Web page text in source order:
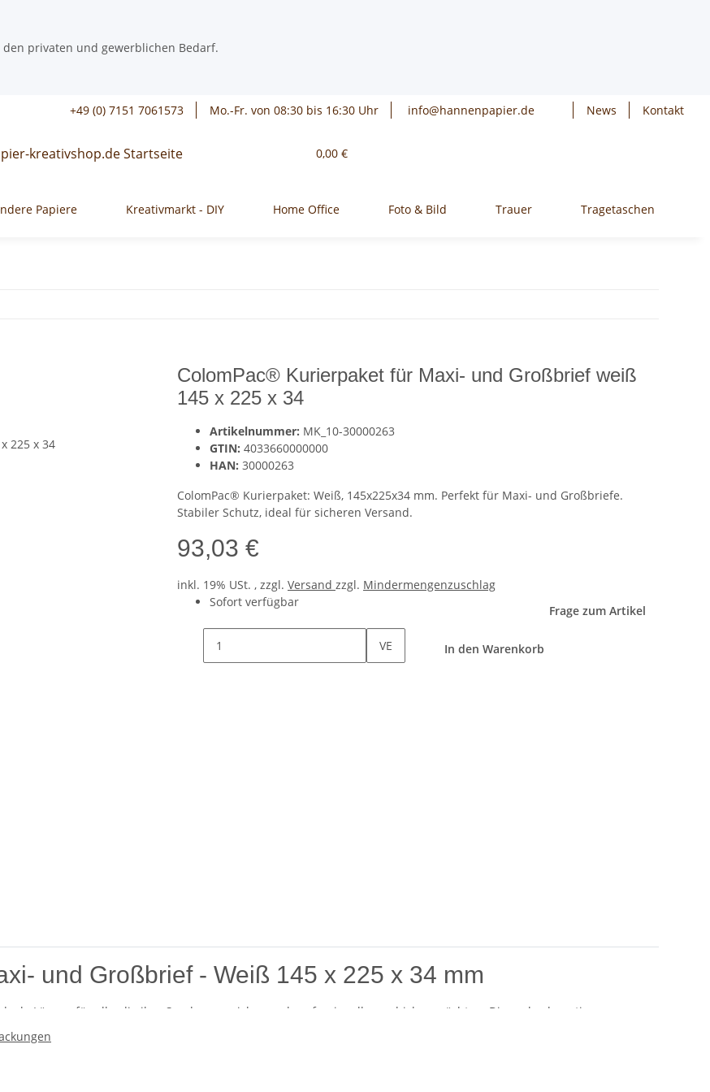
den privaten und gewerblichen Bedarf.
News
Kontakt
+49 (0) 7151 7061573 Mo.-Fr. von 08:30 bis 16:30 Uhr info@hannenpapier.de
0,00 €
Papiere Kreativmarkt - DIY Home Office Foto & Bild Trauer Tragetaschen
ColomPac® Kurierpaket für Maxi- und Großbrief weiß
145 x 225 x 34
Artikelnummer: MK_10-30000263
GTIN: 4033660000000
HAN: 30000263
ColomPac® Kurierpaket: Weiß, 145x225x34 mm. Perfekt für Maxi- und Großbriefe.
Stabiler Schutz, ideal für sicheren Versand.
93,03 €
inkl. 19% USt. , zzgl. Versand zzgl. Mindermengenzuschlag
Sofort verfügbar
Frage zum Artikel
VE In den Warenkorb
und Großbrief - Weiß 145 x 225 x 34 mm
Lösung für alle, die ihre Sendungen sicher und professionell verschicken möchten. Dieses hochwertige
Design und eignet sich perfekt für den Versand kleinerer Waren und Dokumente.